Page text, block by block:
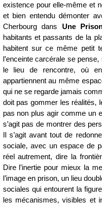
existence pour elle-même et
et bien entendu démonter
Cherbourg dans Une
habitants et passants de la
habitent sur ce même petit
l’enceinte carcérale se
le lieu de rencontre, où
appartiennent au même
qui ne se regarde jamais
doit pas gommer les réalités,
pas non plus agir comme un
s’agit pas de montrer des
Il s’agit avant tout de
sociale, avec un espace de
réel autrement, dire la
Dire l’inertie pour mieux la
l’image en prison, un lieu
sociales qui entourent la
les mécanismes, visibles et